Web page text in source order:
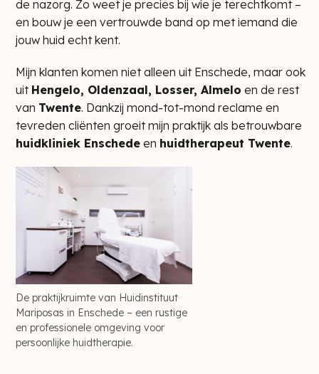
de nazorg. Zo weet je precies bij wie je terechtkomt –
en bouw je een vertrouwde band op met iemand die
jouw huid echt kent.
Mijn klanten komen niet alleen uit Enschede, maar ook
uit Hengelo, Oldenzaal, Losser, Almelo en de rest
van Twente. Dankzij mond-tot-mond reclame en
tevreden cliënten groeit mijn praktijk als betrouwbare
huidkliniek Enschede en huidtherapeut Twente.
De praktijkruimte van Huidinstituut
Mariposas in Enschede – een rustige
en professionele omgeving voor
persoonlijke huidtherapie.